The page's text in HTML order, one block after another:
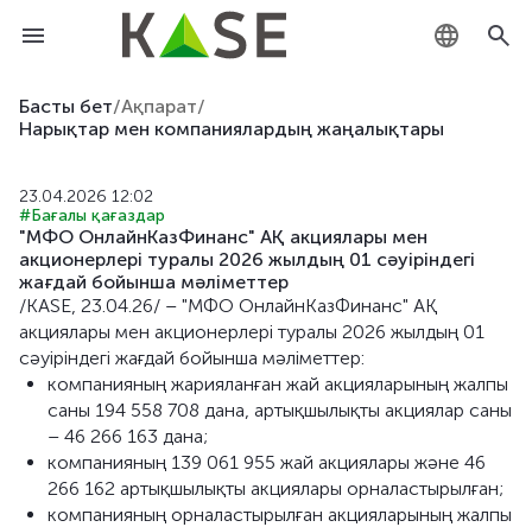
Басты бет/Ақпарат/
Нарықтар мен компаниялардың жаңалықтары
23.04.2026 12:02
#Бағалы қағаздар
"МФО ОнлайнКазФинанс" АҚ акциялары мен
акционерлері туралы 2026 жылдың 01 сәуіріндегі
жағдай бойынша мәліметтер
/KASE, 23.04.26/ – "МФО ОнлайнКазФинанс" АҚ
акциялары мен акционерлері туралы 2026 жылдың 01
сәуіріндегі жағдай бойынша мәліметтер:
компанияның жарияланған жай акцияларының жалпы
саны 194 558 708 дана, артықшылықты акциялар саны
– 46 266 163 дана;
компанияның 139 061 955 жай акциялары және 46
266 162 артықшылықты акциялары орналастырылған;
компанияның орналастырылған акцияларының жалпы